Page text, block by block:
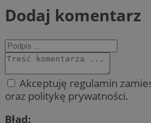
Dodaj komentarz
Akceptuję regulamin
oraz politykę prywatności.
Błąd: